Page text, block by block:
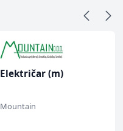
Električar (m)
Mountain